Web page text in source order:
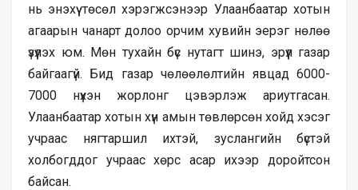
нь энэхүү төсөл хэрэгжсэнээр Улаанбаатар хотын
агаарын чанарт долоо орчим хувийн эерэг нөлөө
үзүүлэх юм. Мөн тухайн бүс нутагт шинэ, эрүүл газар
байгаагүй. Бид газар чөлөөлөлтийн явцад 6000-
7000 нүхэн жорлонг цэвэрлэж ариутгасан.
Улаанбаатар хотын хүн амын төвлөрсөн хойд хэсэг
учраас нягтаршил ихтэй, зуслангийн бүстэй
холбогддог учраас хөрс асар ихээр доройтсон
байсан.